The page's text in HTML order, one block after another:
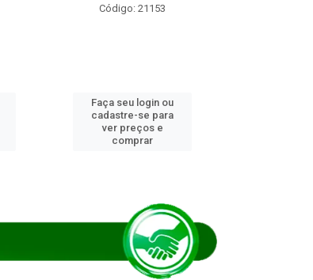
Código: 21153
Faça seu login ou
cadastre-se para
ver preços e
comprar